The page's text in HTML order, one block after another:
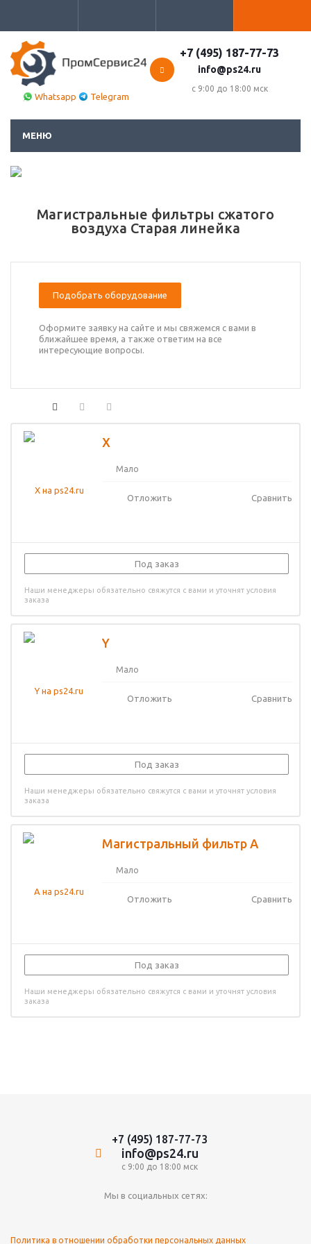
Whatsapp Telegram
+7 (495) 187-77-73
info@ps24.ru
с 9:00 до 18:00 мск
МЕНЮ
Магистральные фильтры сжатого
воздуха Старая линейка
Подобрать оборудование
Оформите заявку на сайте и мы свяжемся с вами в
ближайшее время, а также ответим на все
интересующие вопросы.
X
Мало
Отложить Сравнить
Под заказ
Наши менеджеры обязательно свяжутся с вами и уточнят условия
заказа
Y
Мало
Отложить Сравнить
Под заказ
Наши менеджеры обязательно свяжутся с вами и уточнят условия
заказа
Магистральный фильтр A
Мало
Отложить Сравнить
Под заказ
Наши менеджеры обязательно свяжутся с вами и уточнят условия
заказа
+7 (495) 187-77-73
info@ps24.ru
с 9:00 до 18:00 мск
Мы в социальных сетях:
Политика в отношении обработки персональных данных